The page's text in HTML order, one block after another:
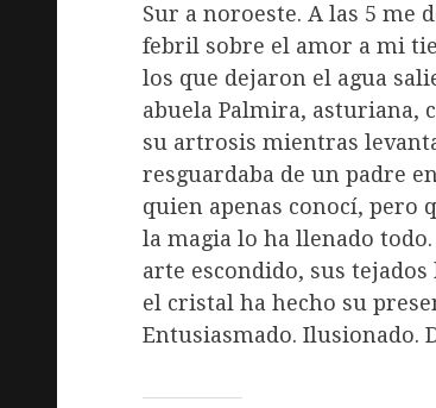
Sur a noroeste. A las 5 me
febril sobre el amor a mi
los que dejaron el agua
abuela Palmira, asturiana,
su artrosis mientras
resguardaba de un padre
quien apenas conocí, pero
la magia lo ha llenado
arte escondido, sus
el cristal ha hecho su
Entusiasmado. Ilusionado.